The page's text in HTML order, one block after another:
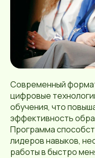
Современный
цифровые
обучения, что
эффективность
Программа
лидеров навыков,
работы в быстро